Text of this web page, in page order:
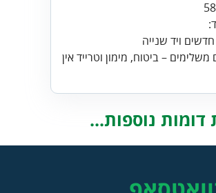
– ביטוח, מימון וטרייד אין
נוספות...